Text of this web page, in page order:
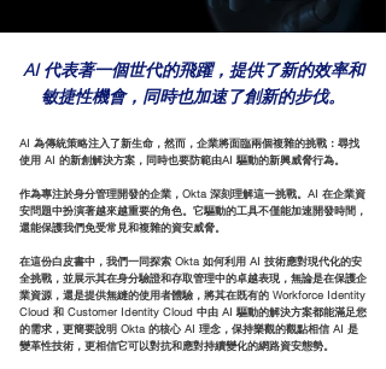
AI 代表著一個世代的飛躍，提供了新的效率和
敏捷性機會，同時也加速了創新的步伐。
AI 為傳統策略注入了新生命，然而，企業將面臨兩個複雜的挑戰：尋找
使用 AI 的新創解決方案，同時也要防範由AI 驅動的新興威脅行為。
作為專注於身分管理開發的企業，Okta 深刻理解這一挑戰。AI 在企業資
安問題中扮演著越來越重要的角色。它驅動的工具不僅能加速開發時間，
還能保護我們免受常見和複雜的資安威脅。
在這份白皮書中，我們一同探索 Okta 如何利用 AI 技術應對現代化的安
全挑戰，並展示其在身分驗證和存取管理中的卓越表現，無論是在保護企
業資源，還是提供無縫的使用者體驗，將其在既有的 Workforce Identity
Cloud 和 Customer Identity Cloud 中由 AI 驅動的解決方案都能滿足您
的需求，更簡要說明 Okta 的核心 AI 理念，保持樂觀的觀點相信 AI 是
變革性技術，更相信它可以對抗和應對持續變化的網路資安態勢。